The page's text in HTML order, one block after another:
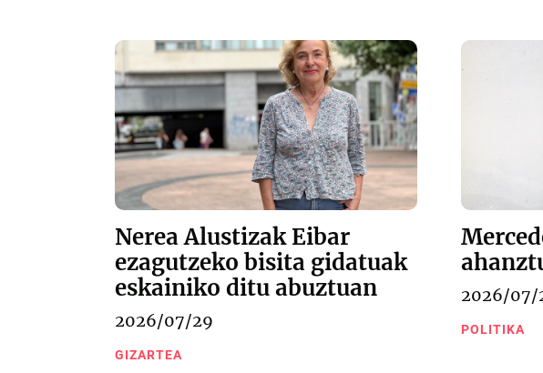
Nerea Alustizak Eibar
ezagutzeko bisita gidatuak
eskainiko ditu abuztuan
2026/07/29
GIZARTEA
2026/07/
POLITIKA